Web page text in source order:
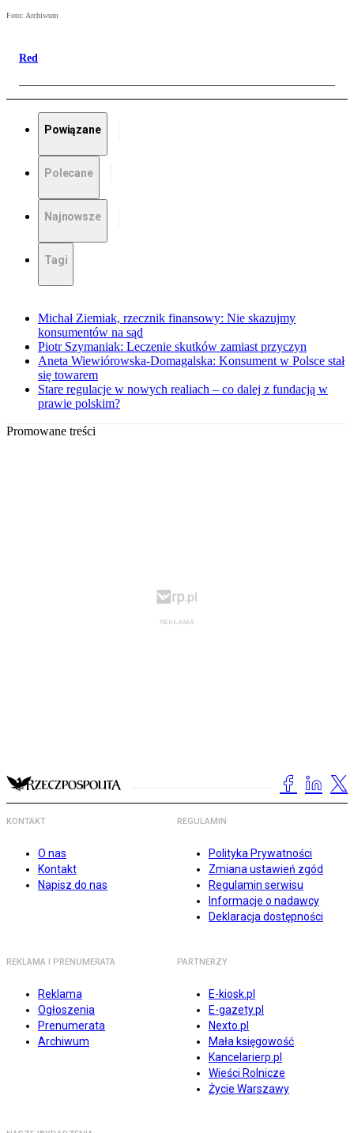
Foto: Archiwum
Red
Powiązane
Polecane
Najnowsze
Tagi
Michał Ziemiak, rzecznik finansowy: Nie skazujmy
konsumentów na sąd
Piotr Szymaniak: Leczenie skutków zamiast przyczyn
Aneta Wiewiórowska-Domagalska: Konsument w Polsce stał
się towarem
Stare regulacje w nowych realiach – co dalej z fundacją w
prawie polskim?
Promowane treści
KONTAKT
O nas
Kontakt
Napisz do nas
REGULAMIN
Polityka Prywatności
Zmiana ustawień zgód
Regulamin serwisu
Informacje o nadawcy
Deklaracja dostępności
REKLAMA I PRENUMERATA
Reklama
Ogłoszenia
Prenumerata
Archiwum
PARTNERZY
E-kiosk.pl
E-gazety.pl
Nexto.pl
Mała księgowość
Kancelarierp.pl
Wieści Rolnicze
Życie Warszawy